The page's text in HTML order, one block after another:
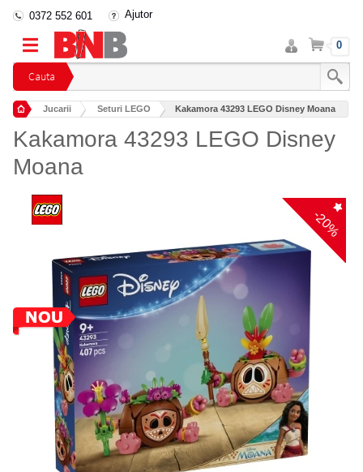
Cauta
0372 552 601 Ajutor
Intra
in
cont
Cos 0
Jucarii Seturi LEGO Kakamora 43293 LEGO Disney Moana
Kakamora 43293 LEGO Disney
Moana
-20%